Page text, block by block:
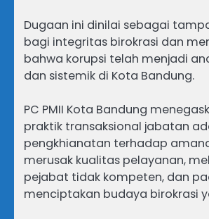
Dugaan ini dinilai sebagai
bagi integritas birokrasi dan
bahwa korupsi telah menjadi
dan sistemik di Kota Bandung.
PC PMII Kota Bandung
praktik transaksional jabatan
pengkhianatan terhadap
merusak kualitas pelayanan,
pejabat tidak kompeten, dan
menciptakan budaya birokrasi